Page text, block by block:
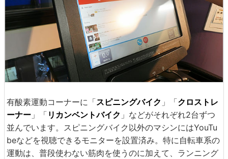
有酸素運動コーナーに「スピニングバイク 」「クロストレ
ーナー 」「 リカンベントバイク 」などがそれぞれ2台ずつ
並んでいます。スピニングバイク以外のマシンにはYouTu
beなどを視聴できるモニターを設置済み。特に自転車系の
運動は、普段使わない筋肉を使うのに加えて、ランニング